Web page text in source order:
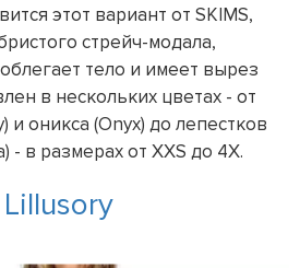
этот вариант от SKIMS,
стрейч-модала,
тело и имеет вырез
в нескольких цветах - от
и оникса (Onyx) до лепестков
- в размерах от XXS до 4X.